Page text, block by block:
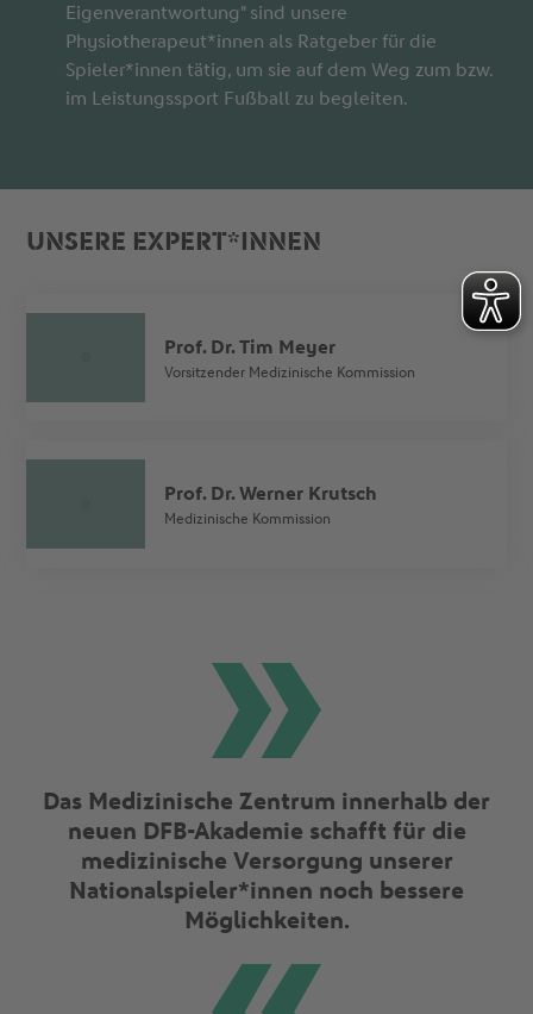
Eigenverantwortung" sind unsere
Physiotherapeut*innen als Ratgeber für die
Spieler*innen tätig, um sie auf dem Weg zum bzw.
im Leistungssport Fußball zu begleiten.
UNSERE EXPERT*INNEN
Prof. Dr. Tim Meyer
Vorsitzender Medizinische Kommission
Prof. Dr. Werner Krutsch
Medizinische Kommission
Das Medizinische Zentrum innerhalb der
neuen DFB-Akademie schafft für die
medizinische Versorgung unserer
Nationalspieler*innen noch bessere
Möglichkeiten.